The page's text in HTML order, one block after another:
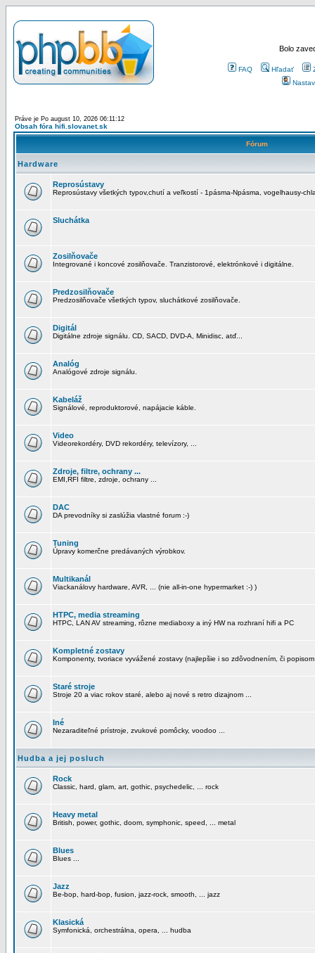
Bolo
FAQ Hľadať
Práve je Po august 10, 2026 06:11:12
Obsah fóra hifi.slovanet.sk
Fórum
Hardware
Reprosústavy
Reprosústavy všetkých typov,chutí a veľkostí - 1pásma-Npásma, vogelhausy-
Sluchátka
Zosilňovače
Integrované i koncové zosilňovače. Tranzistorové, elektrónkové i digitálne.
Predzosilňovače
Predzosilňovače všetkých typov, sluchátkové zosilňovače.
Digitál
Digitálne zdroje signálu. CD, SACD, DVD-A, Minidisc, atď...
Analóg
Analógové zdroje signálu.
Kabeláž
Signálové, reproduktorové, napájacie káble.
Video
Videorekordéry, DVD rekordéry, televízory, ...
Zdroje, filtre, ochrany ...
EMI,RFI filtre, zdroje, ochrany ...
DAC
DA prevodníky si zaslúžia vlastné forum :-)
Tuning
Úpravy komerčne predávaných výrobkov.
Multikanál
Viackanálovy hardware, AVR, ... (nie all-in-one hypermarket :-) )
HTPC, media streaming
HTPC, LAN AV streaming, rôzne mediaboxy a iný HW na rozhraní hifi a PC
Kompletné zostavy
Komponenty, tvoriace vyvážené zostavy (najlepšie i so zdôvodnením, či
Staré stroje
Stroje 20 a viac rokov staré, alebo aj nové s retro dizajnom ...
Iné
Nezaraditeľné prístroje, zvukové pomôcky, voodoo ...
Hudba a jej posluch
Rock
Classic, hard, glam, art, gothic, psychedelic, ... rock
Heavy metal
British, power, gothic, doom, symphonic, speed, ... metal
Blues
Blues ...
Jazz
Be-bop, hard-bop, fusion, jazz-rock, smooth, ... jazz
Klasická
Symfonická, orchestrálna, opera, ... hudba